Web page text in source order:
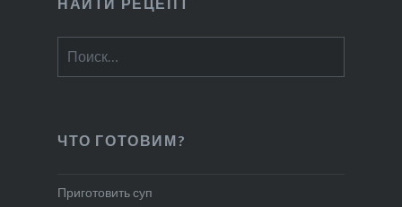
ЧТО ГОТОВИМ?
Приготовить суп